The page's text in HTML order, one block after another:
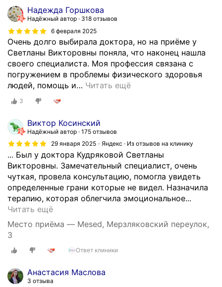
с
т
в
п
о
н
и
я
,
с
в
а
Надежда Горшкова
Надёжный автор
318 отзывов
6 февраля 2025
Очень долго выбирала доктора, но на приёме у
Светланы Викторовны поняла, что наконец нашла
своего специалиста. Моя профессия связана с
погружением в проблемы физического здоровья
людей, помощь и… Читать ещё
3
Виктор Косинский
Надёжный автор 175 отзывов
29 января 2025
Яндекс · Из отзывов на клинику
... Был у доктора Кудряковой Светланы
Викторовны. Замечательный специалист, очень
чуткая, провела консультацию, помогла увидеть
определенные грани которые не видел. Назначила
терапию, которая облегчила эмоциональное...
Читать ещёО
т
л
ч
а
я
Место приёма — Mesed, Мерзляковский переулок,
3
Ответ клиники
Анастасия Маслова
3 отзыва